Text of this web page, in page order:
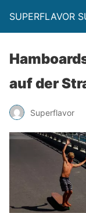
SUPERFLAVOR
auf der
Superflavor